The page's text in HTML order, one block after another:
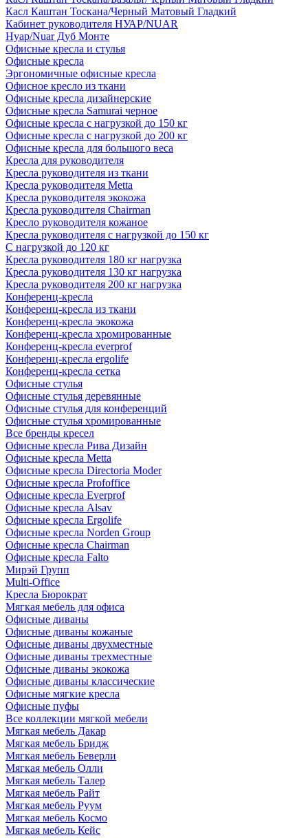
Касл Каштан Тоскана/Черный Матовый Гладкий
Кабинет руководителя НУАР/NUAR
Нуар/Nuar Дуб Монте
Офисные кресла и стулья
Офисные кресла
Эргономичные офисные кресла
Офисное кресло из ткани
Офисные кресла дизайнерские
Офисные кресла Samurai черное
Офисные кресла с нагрузкой до 150 кг
Офисные кресла с нагрузкой до 200 кг
Офисные кресла для большого веса
Кресла для руководителя
Кресла руководителя из ткани
Кресла руководителя Metta
Кресла руководителя экокожа
Кресла руководителя Chairman
Кресло руководителя кожаное
Кресла руководителя с нагрузкой до 150 кг
С нагрузкой до 120 кг
Кресла руководителя 180 кг нагрузка
Кресла руководителя 130 кг нагрузка
Кресла руководителя 200 кг нагрузка
Конференц-кресла
Конференц-кресла из ткани
Конференц-кресла экокожа
Конференц-кресла хромированные
Конференц-кресла everprof
Конференц-кресла ergolife
Конференц-кресла сетка
Офисные стулья
Офисные стулья деревянные
Офисные стулья для конференций
Офисные стулья хромированные
Все бренды кресел
Офисные кресла Рива Дизайн
Офисные кресла Metta
Офисные кресла Directoria Moder
Офисные кресла Profoffice
Офисные кресла Everprof
Офисные кресла Alsav
Офисные кресла Ergolife
Офисные кресла Norden Group
Офисные кресла Chairman
Офисные кресла Falto
Мирэй Групп
Multi-Office
Кресла Бюрократ
Мягкая мебель для офиса
Офисные диваны
Офисные диваны кожаные
Офисные диваны двухместные
Офисные диваны трехместные
Офисные диваны экокожа
Офисные диваны классические
Офисные мягкие кресла
Офисные пуфы
Все коллекции мягкой мебели
Мягкая мебель Дакар
Мягкая мебель Бридж
Мягкая мебель Беверли
Мягкая мебель Олли
Мягкая мебель Талер
Мягкая мебель Райт
Мягкая мебель Руум
Мягкая мебель Космо
Мягкая мебель Кейс